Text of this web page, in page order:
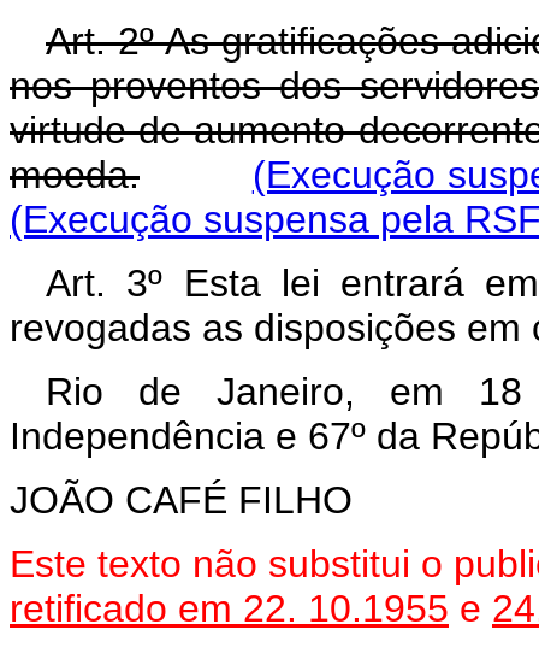
Art. 2º As gratificações
nos proventos dos
virtude de aumento
moeda.
(Execução
(Execução suspensa pela
Art. 3º Esta lei entrará
revogadas as disposições em
Rio de Janeiro, em
Independência e 67º da
JOÃO CAFÉ FILHO
Este texto não substitui o
retificado em 22. 10.1955 e